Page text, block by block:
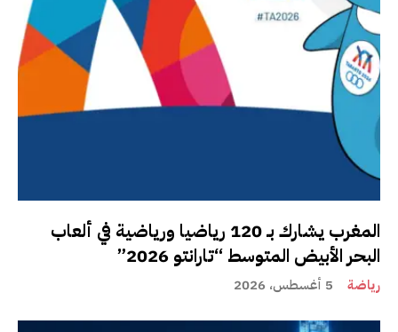
المغرب يشارك بـ 120 رياضيا ورياضية في ألعاب
البحر الأبيض المتوسط “تارانتو 2026”
رياضة 5 أغسطس، 2026